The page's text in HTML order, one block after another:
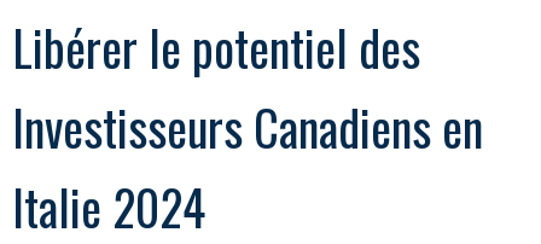
Libérer le potentiel des
Investisseurs Canadiens en
Italie 2024